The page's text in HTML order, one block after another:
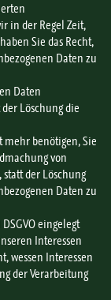
in der Regel Zeit,
Sie das Recht,
Daten zu
Daten
Löschung die
benötigen, Sie
von
der Löschung
Daten zu
eingelegt
Interessen
wessen Interessen
der Verarbeitung